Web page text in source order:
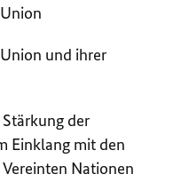
und ihrer
der
Einklang mit den
Nationen